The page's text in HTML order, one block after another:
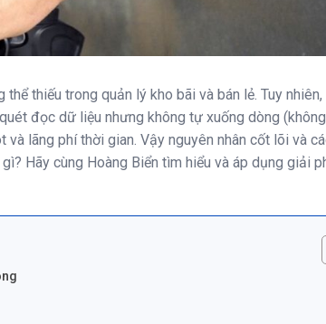
thiếu trong quản lý kho bãi và bán lẻ. Tuy
đọc dữ liệu nhưng không tự xuống dòng
lãng phí thời gian. Vậy nguyên nhân cốt lõi và
Hãy cùng Hoàng Biển tìm hiểu và áp dụng giải